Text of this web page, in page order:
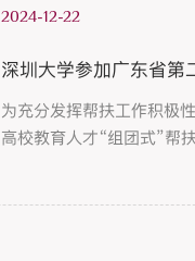
2024-12-22
深圳大学参加广东省第
为充分发挥帮扶工作积极
高校教育人才“组团式”帮